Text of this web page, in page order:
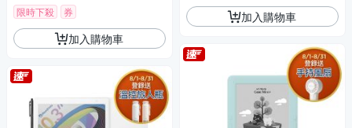
限時下殺 券
加入購物車
加入購物車